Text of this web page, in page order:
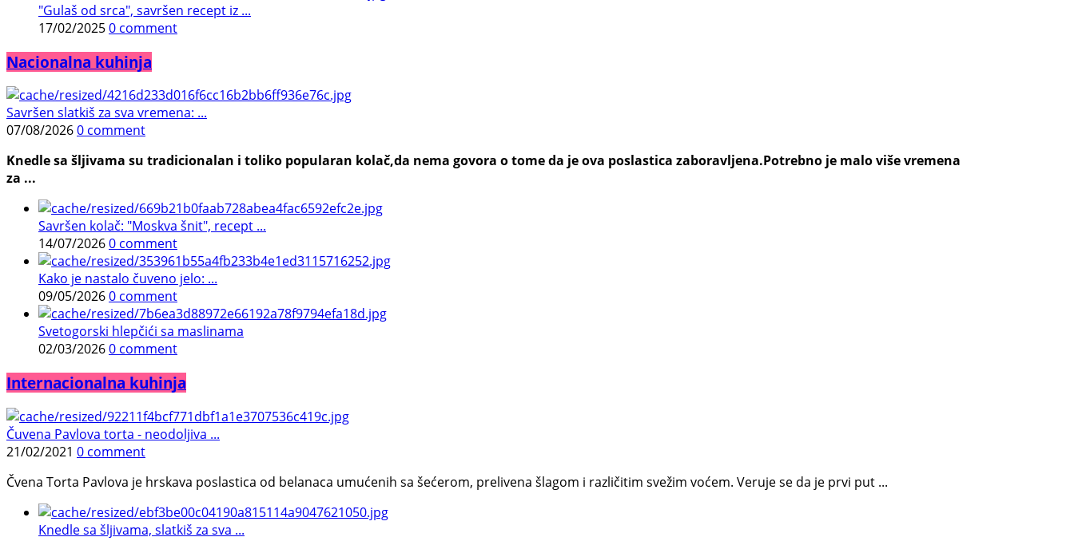
"Gulaš od srca", savršen recept iz ...
17/02/20250 comment
Nacionalna kuhinja
Savršen slatkiš za sva vremena: ...
07/08/20260 comment
Knedle sa šljivama su tradicionalan i toliko popularan kolač,da nema govora o tome da je ova poslastica zaboravljena.Potrebno je malo više vremena
za ...
Savršen kolač: "Moskva šnit", recept ...
14/07/20260 comment
Kako je nastalo čuveno jelo: ...
09/05/20260 comment
Svetogorski hlepčići sa maslinama
02/03/20260 comment
Internacionalna kuhinja
Čuvena Pavlova torta - neodoljiva ...
21/02/2021 0 comment
Čvena Torta Pavlova je hrskava poslastica od belanaca umućenih sa šećerom, prelivena šlagom i različitim svežim voćem. Veruje se da je prvi put ...
Knedle sa šljivama, slatkiš za sva ...